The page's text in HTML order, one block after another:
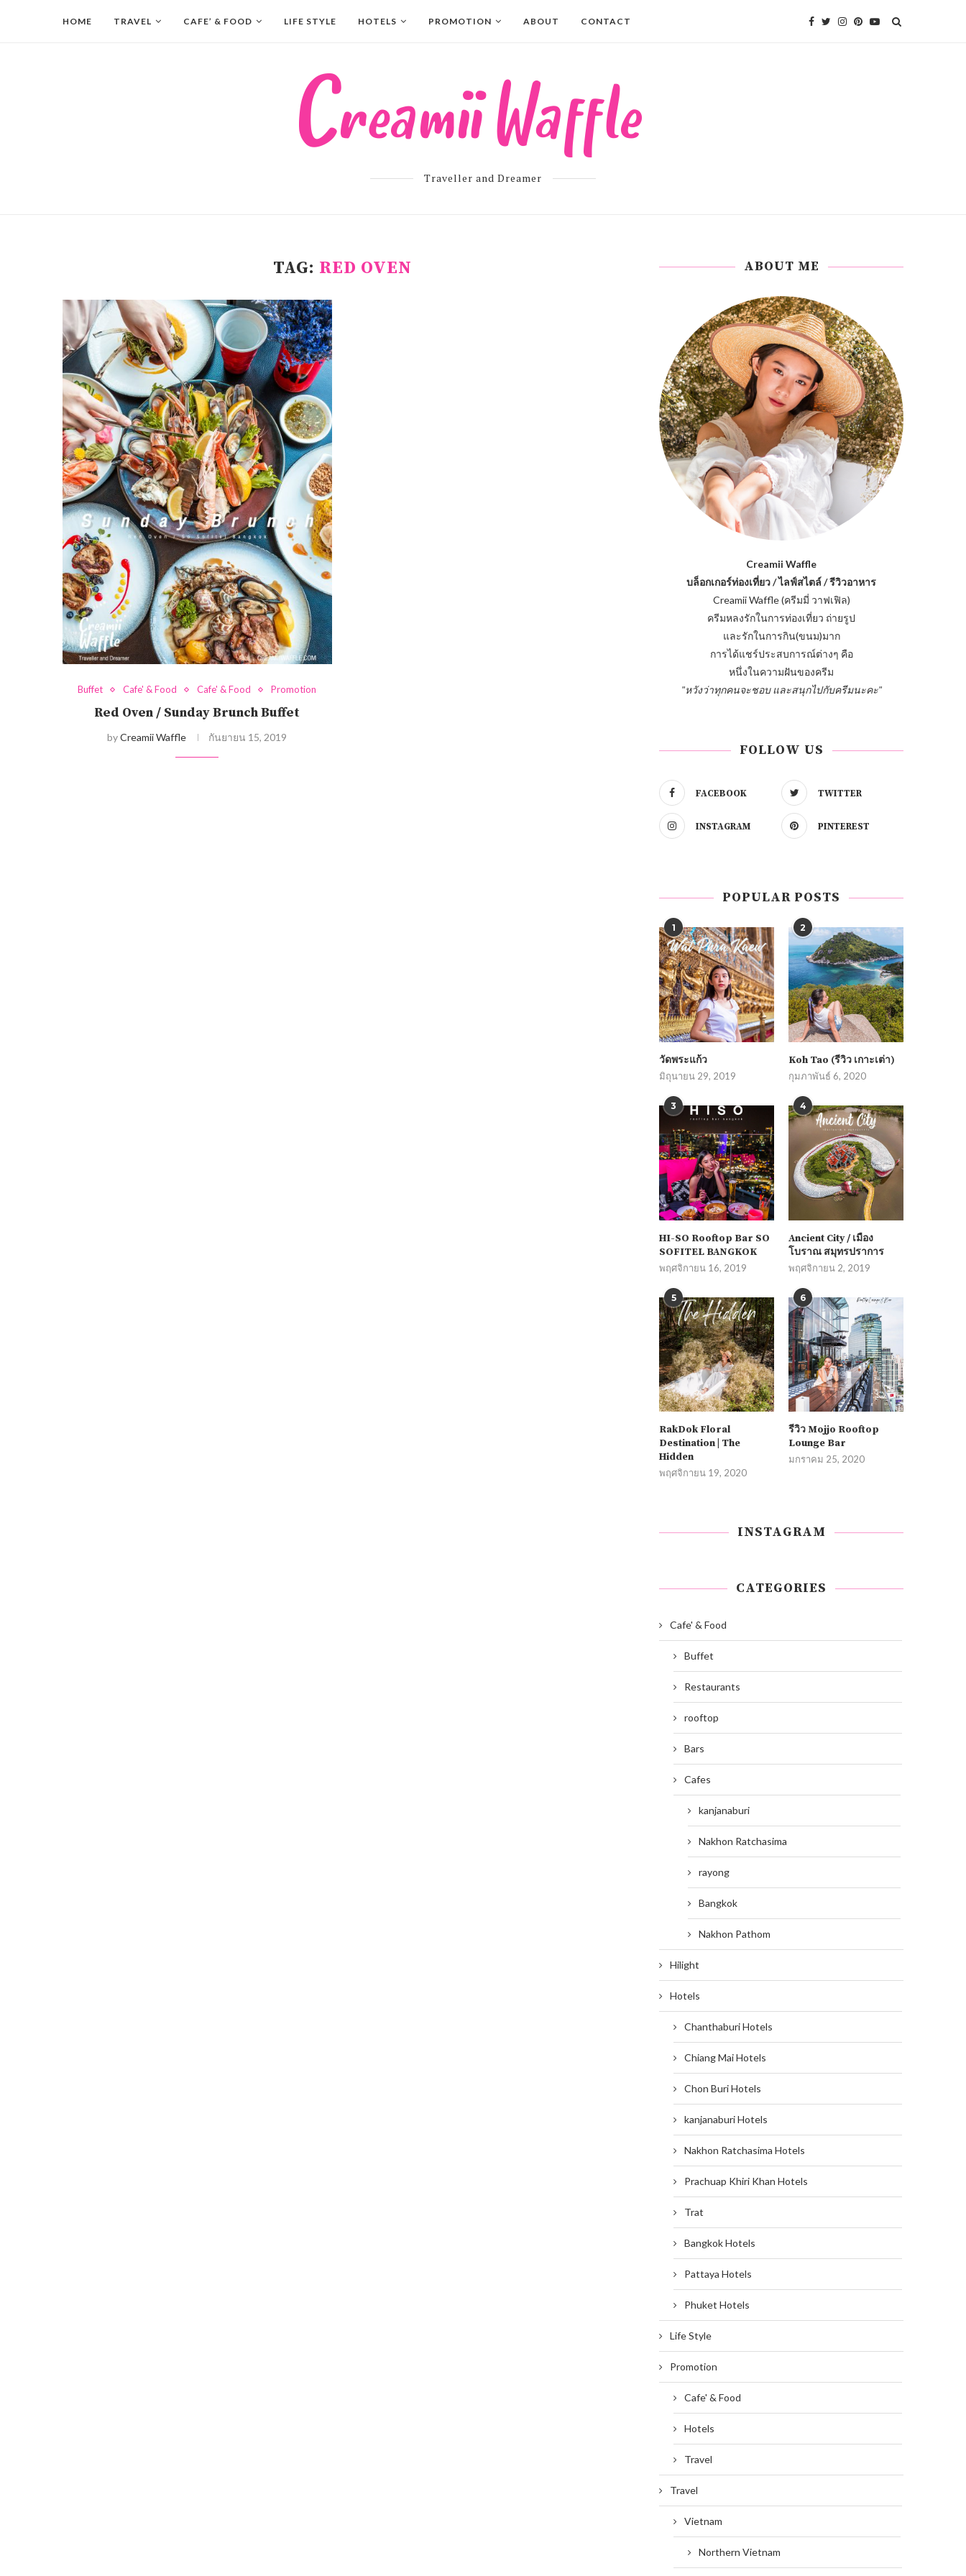
HOME TRAVEL CAFE’ & FOOD LIFE STYLE HOTELS PROMOTION ABOUT CONTACT
Traveller and Dreamer
TAG: RED OVEN
Buffet Cafe' & Food Cafe' & Food Promotion
Red Oven / Sunday Brunch Buffet
byCreamii Waffle กันยายน 15, 2019
ABOUT ME
Creamii Waffle
บล็อกเกอร์ท่องเที่ยว / ไลฟ์สไตล์ / รีวิวอาหาร
Creamii Waffle (ครีมมี่ วาฟเฟิล)
ครีมหลงรักในการท่องเที่ยว ถ่ายรูป
และรักในการกิน(ขนม)มาก
การได้แชร์ประสบการณ์ต่างๆ คือ
หนึ่งในความฝันของครีม
"หวังว่าทุกคนจะชอบ และสนุกไปกับครีมนะคะ"
FOLLOW US
FACEBOOK TWITTER
INSTAGRAM PINTEREST
POPULAR POSTS
1
วัดพระแก้ว
มิถุนายน 29, 2019
2
Koh Tao (รีวิว เกาะเต่า)
กุมภาพันธ์ 6, 2020
3
HI-SO Rooftop Bar SO
SOFITEL BANGKOK
พฤศจิกายน 16, 2019
4
Ancient City / เมือง
โบราณ สมุทรปราการ
พฤศจิกายน 2, 2019
5
RakDok Floral
Destination | The
Hidden
พฤศจิกายน 19, 2020
6
รีวิว Mojjo Rooftop
Lounge Bar
มกราคม 25, 2020
INSTAGRAM
CATEGORIES
Cafe' & Food
Buffet
Restaurants
rooftop
Bars
Cafes
kanjanaburi
Nakhon Ratchasima
rayong
Bangkok
Nakhon Pathom
Hilight
Hotels
Chanthaburi Hotels
Chiang Mai Hotels
Chon Buri Hotels
kanjanaburi Hotels
Nakhon Ratchasima Hotels
Prachuap Khiri Khan Hotels
Trat
Bangkok Hotels
Pattaya Hotels
Phuket Hotels
Life Style
Promotion
Cafe' & Food
Hotels
Travel
Travel
Vietnam
Northern Vietnam